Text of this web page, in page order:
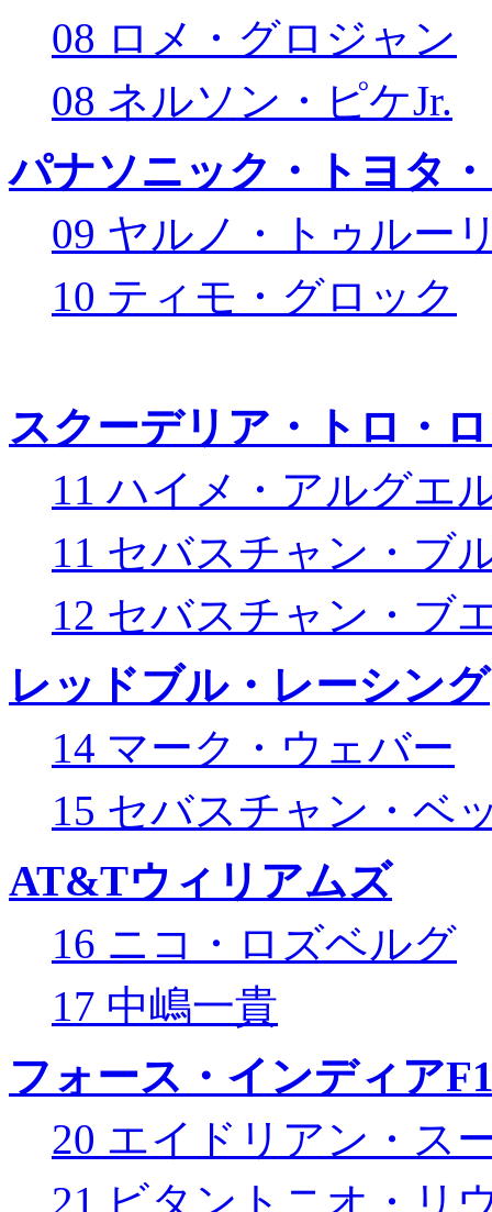
08 ロメ・グロジャン
08 ネルソン・ピケJr.
パナソニック・トヨタ
09 ヤルノ・トゥルー
10 ティモ・グロック
スクーデリア・トロ・
11 ハイメ・アルグエ
11 セバスチャン・ブ
12 セバスチャン・ブ
レッドブル・レーシング
14 マーク・ウェバー
15 セバスチャン・ベ
AT&Tウィリアムズ
16 ニコ・ロズベルグ
17 中嶋一貴
フォース・インディア
20 エイドリアン・ス
21 ビタントニオ・リ